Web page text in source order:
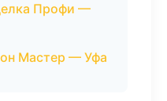
Профи —
Мастер — Уфа